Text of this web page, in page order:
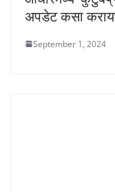
अपडेट कसा
September 1, 2024